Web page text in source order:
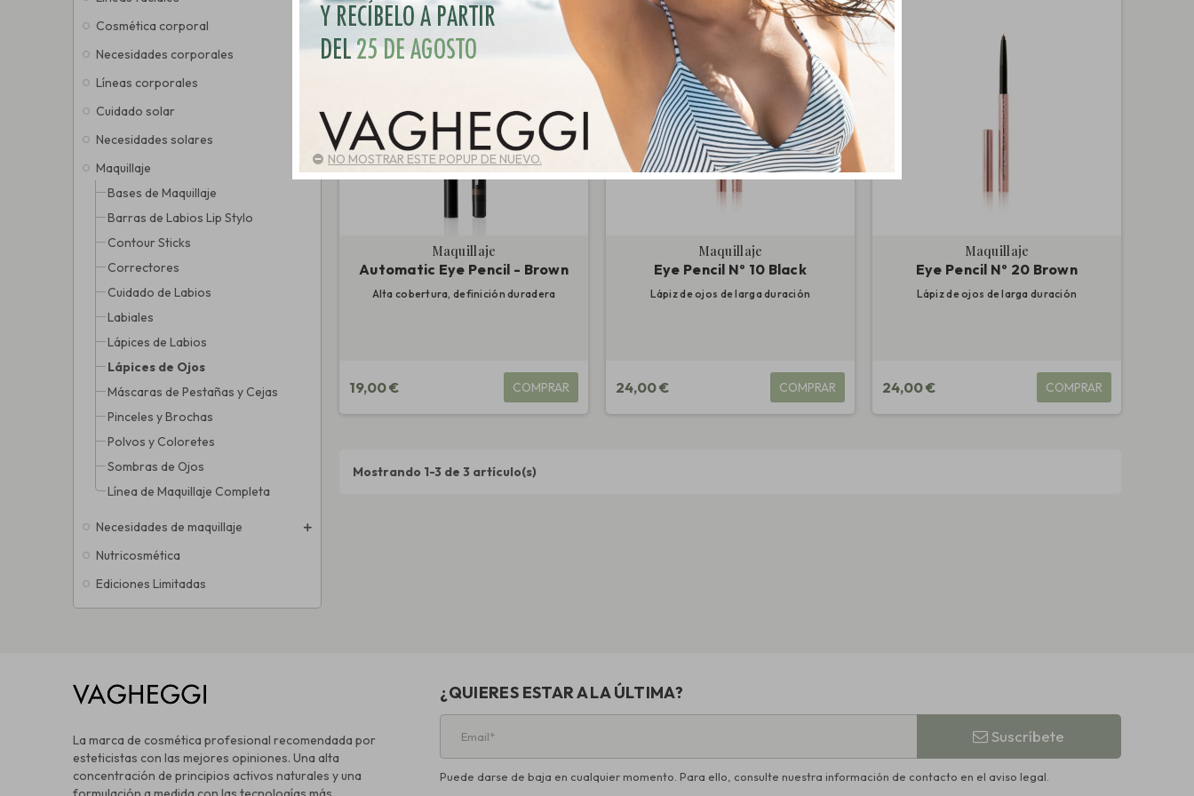
Cosmética corporal
Necesidades corporales
Líneas corporales
Cuidado solar
Necesidades solares
Maquillaje
Bases de Maquillaje
Barras de Labios Lip Stylo
Contour Sticks
Correctores
Cuidado de Labios
Labiales
Lápices de Labios
Lápices de Ojos
Máscaras de Pestañas y Cejas
Pinceles y Brochas
Polvos y Coloretes
Sombras de Ojos
Línea de Maquillaje Completa
Necesidades de maquillaje
Nutricosmética
Ediciones Limitadas
Maquillaje
Automatic Eye Pencil - Brown
Alta cobertura, definición duradera
19,00 € COMPRAR
Maquillaje
Eye Pencil Nº 10 Black
Lápiz de ojos de larga duración
24,00 € COMPRAR
Maquillaje
Eye Pencil Nº 20 Brown
Lápiz de ojos de larga duración
24,00 € COMPRAR
Mostrando 1-3 de 3 artículo(s)
La marca de cosmética profesional recomendada por
esteticistas con las mejores opiniones. Una alta
concentración de principios activos naturales y una
¿QUIERES ESTAR A LA ÚLTIMA?
Suscríbete
Puede darse de baja en cualquier momento. Para ello, consulte nuestra información de contacto en el aviso legal.
NO MOSTRAR ESTE POPUP DE NUEVO.